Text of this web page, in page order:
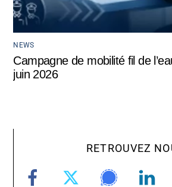
NEWS
Campagne de mobilité fil de
juin 2026
RETROUVEZ